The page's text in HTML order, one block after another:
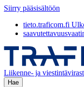
Siirry pääsisältöön
tieto.traficom.fi
Liikenne- ja
Hae